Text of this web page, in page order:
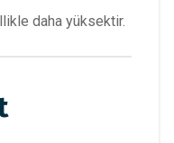
daha yüksektir.